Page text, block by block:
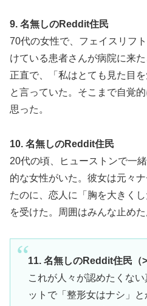
9. 名無しのReddit住民
70代の女性で、フェイスリフ
けている患者さんが病院に来
正直で、「私はとても見た目
と言っていた。そこまで自覚
思った。
10. 名無しのReddit住民
20代の頃、ヒューストンで一
的な女性がいた。彼女は元々
たのに、恋人に「胸を大きく
を受けた。周囲はみんな止めた
11. 名無しのReddit住民（
これが人々が認めたくな
ットで「整形女はナシ」